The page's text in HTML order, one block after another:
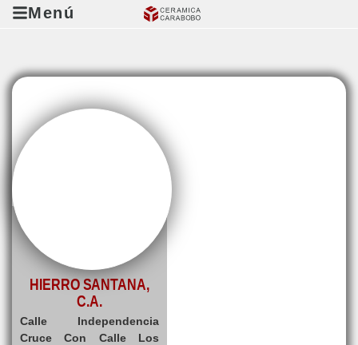
Menú
HIERRO SANTANA,
C.A.
Calle Independencia
Cruce Con Calle Los